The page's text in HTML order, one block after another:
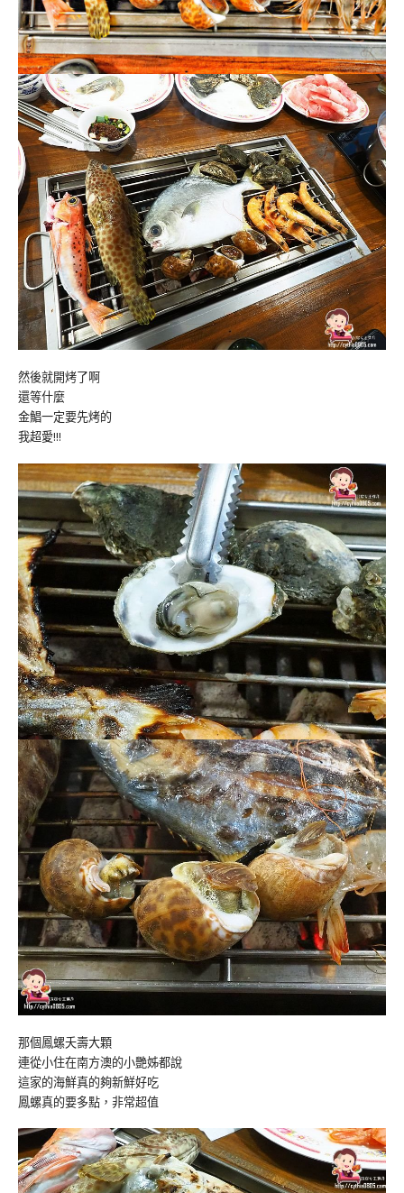
然後就開烤了啊
還等什麼
金鯧一定要先烤的
我超愛!!!
那個鳳螺夭壽大顆
連從小住在南方澳的小艷姊都說
這家的海鮮真的夠新鮮好吃
鳳螺真的要多點，非常超值